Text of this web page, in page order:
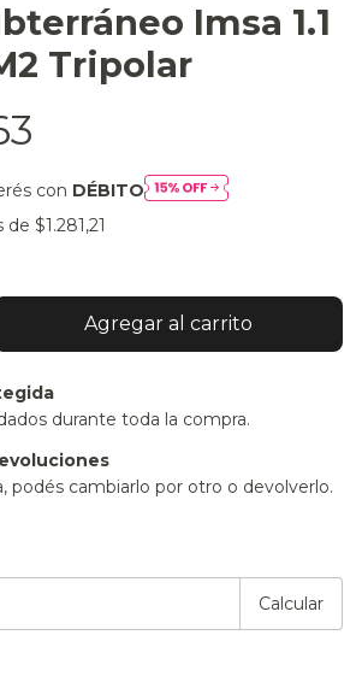
Imsa 1.1
Tripolar
con DÉBITO
de $1.281,21
durante toda la compra.
podés cambiarlo por otro o devolverlo.
Calcular